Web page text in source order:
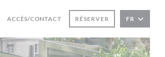
ACCÈS/CONTACT RÉSERVER FR